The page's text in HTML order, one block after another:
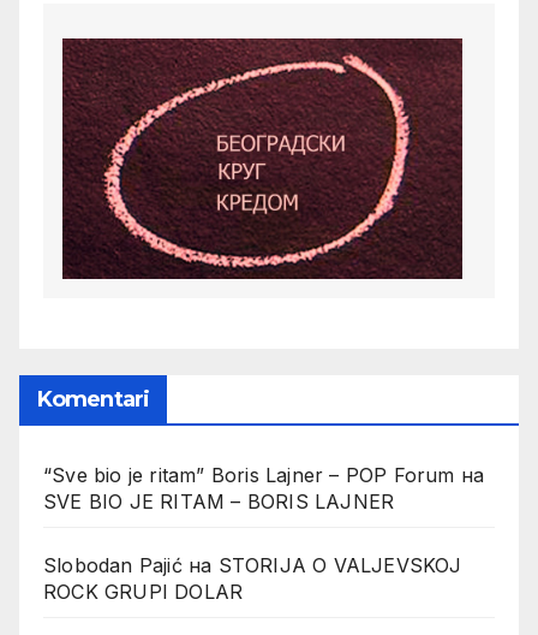
Komentari
“Sve bio je ritam” Boris Lajner – POP Forum на
SVE BIO JE RITAM – BORIS LAJNER
Slobodan Pajićна STORIJA O VALJEVSKOJ
ROCK GRUPI DOLAR